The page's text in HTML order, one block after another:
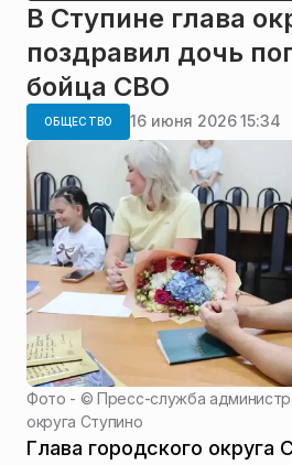
В Ступине глава
поздравил дочь
бойца СВО
ОБЩЕСТВО 16 июня 2026 15:34
Фото - ©Пресс-служба
округа Ступино
Глава городского округа